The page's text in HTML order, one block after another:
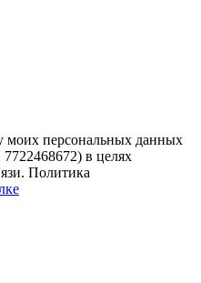
моих персональных данных
в целях
Политика